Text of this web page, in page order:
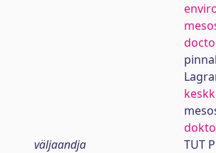
väljaandja
TUT